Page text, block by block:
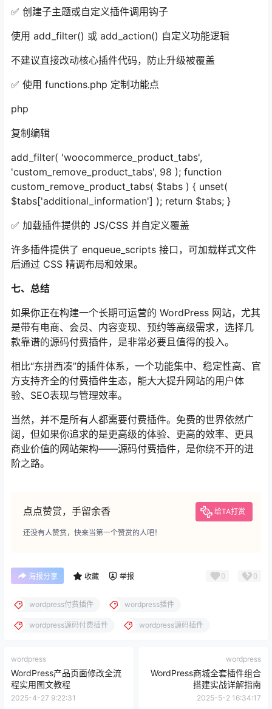
✅ 创建子主题或自定义插件调用钩子
使用 add_filter() 或 add_action() 自定义功能逻辑
不建议直接改动核心插件代码，防止升级被覆盖
✅ 使用 functions.php 定制功能点
php
复制编辑
add_filter( 'woocommerce_product_tabs',
'custom_remove_product_tabs', 98 ); function
custom_remove_product_tabs( $tabs ) { unset(
$tabs['additional_information'] ); return $tabs; }
✅ 加载插件提供的 JS/CSS 并自定义覆盖
许多插件提供了 enqueue_scripts 接口，可加载样式文件
后通过 CSS 精调布局和效果。
七、总结
如果你正在构建一个长期可运营的 WordPress 网站，尤其
是带有电商、会员、内容变现、预约等高级需求，选择几
款靠谱的源码付费插件，是非常必要且值得的投入。
相比“东拼西凑”的插件体系，一个功能集中、稳定性高、官
方支持齐全的付费插件生态，能大大提升网站的用户体
验、SEO表现与管理效率。
当然，并不是所有人都需要付费插件。免费的世界依然广
阔，但如果你追求的是更高级的体验、更高的效率、更具
商业价值的网站架构——源码付费插件，是你绕不开的进
阶之路。
点点赞赏，手留余香 给TA打赏
还没有人赞赏，快来当第一个赞赏的人吧！
海报分享 收藏 举报 0 0
wordpress付费插件 wordpress插件
wordpress源码付费插件 wordpress源码插件
wordpress
WordPress产品页面修改全流
程实用图文教程
2025-4-27 9:22:31
wordpress
WordPress商城全套插件组合
搭建实战详解指南
2025-5-2 16:34:17